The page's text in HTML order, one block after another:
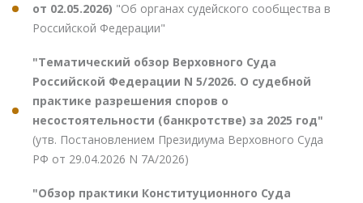
от 02.05.2026) "Об органах судейского сообщества в
Российской Федерации"
"Тематический обзор Верховного Суда
Российской Федерации N 5/2026. О судебной
практике разрешения споров о
несостоятельности (банкротстве) за 2025 год"
(утв. Постановлением Президиума Верховного Суда
РФ от 29.04.2026 N 7А/2026)
"Обзор практики Конституционного Суда